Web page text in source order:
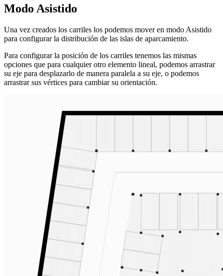
Modo Asistido
Una vez creados los carriles los podemos mover en modo Asistido
para configurar la distribución de las islas de aparcamiento.
Para configurar la posición de los carriles tenemos las mismas
opciones que para cualquier otro elemento lineal, podemos arrastrar
su eje para desplazarlo de manera paralela a su eje, o podemos
arrastrar sus vértices para cambiar su orientación.